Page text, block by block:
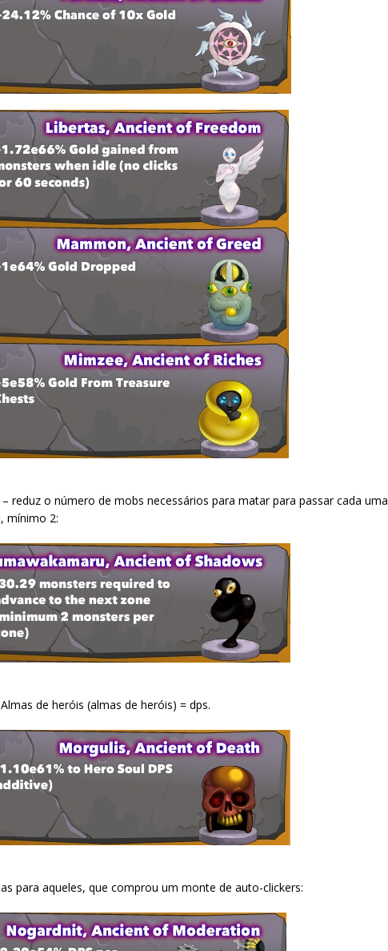
reduz o número de mobs necessários para matar para passar cada uma
mínimo 2:
de heróis (almas de heróis) = dps.
para aqueles, que comprou um monte de auto-clickers: